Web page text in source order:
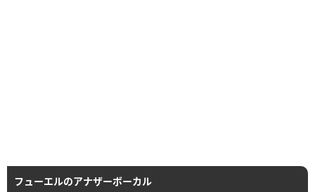
フューエルのアナザーボーカル